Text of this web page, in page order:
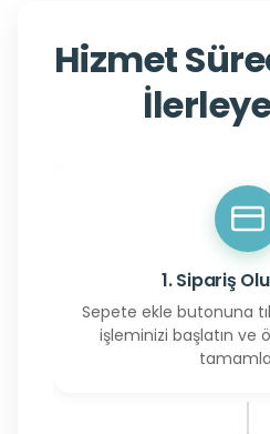
Hizmet
1. Sipariş
Sepete ekle butonuna
işleminizi başlatın ve